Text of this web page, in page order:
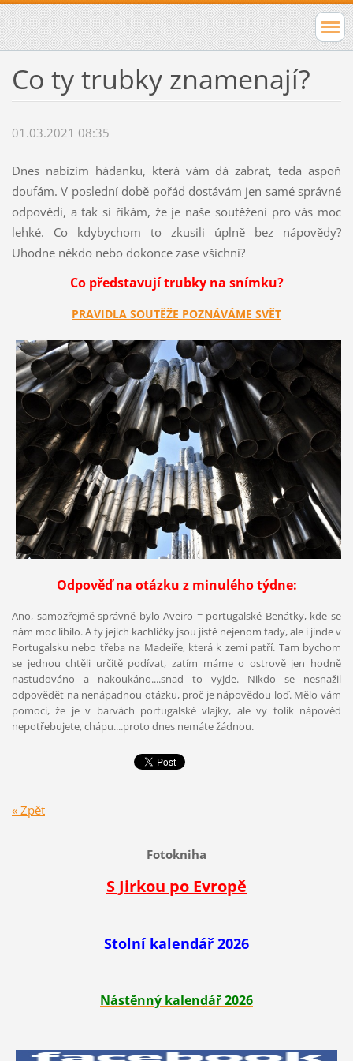
Co ty trubky znamenají?
01.03.2021 08:35
Dnes nabízím hádanku, která vám dá zabrat, teda aspoň
doufám. V poslední době pořád dostávám jen samé správné
odpovědi, a tak si říkám, že je naše soutěžení pro vás moc
lehké. Co kdybychom to zkusili úplně bez nápovědy?
Uhodne někdo nebo dokonce zase všichni?
Co představují trubky na snímku?
PRAVIDLA SOUTĚŽE POZNÁVÁME SVĚT
Odpověď na otázku z minulého týdne:
Ano, samozřejmě správně bylo Aveiro = portugalské Benátky, kde se
nám moc líbilo. A ty jejich kachličky jsou jistě nejenom tady, ale i jinde v
Portugalsku nebo třeba na Madeiře, která k zemi patří. Tam bychom
se jednou chtěli určitě podívat, zatím máme o ostrově jen hodně
nastudováno a nakoukáno....snad to vyjde. Nikdo se nesnažil
odpovědět na nenápadnou otázku, proč je nápovědou loď. Mělo vám
pomoci, že je v barvách portugalské vlajky, ale vy tolik nápověd
nepotřebujete, chápu....proto dnes nemáte žádnou.
« Zpět
Fotokniha
S Jirkou po Evropě
Stolní kalendář 2026
Nástěnný kalendář 2026